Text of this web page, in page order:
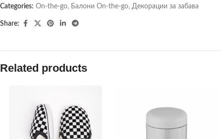
Categories: On-the-go, Балони On-the-go, Декорации за забава
Share:
Related products